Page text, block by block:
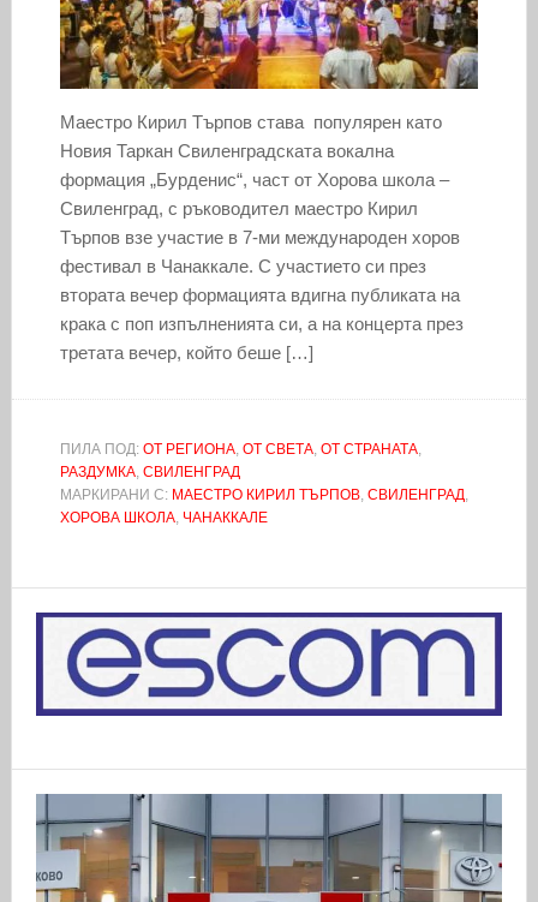
Маестро Кирил Търпов става популярен като
Новия Таркан Свиленградската вокална
формация „Бурденис“, част от Хорова школа –
Свиленград, с ръководител маестро Кирил
Търпов взе участие в 7-ми международен хоров
фестивал в Чанаккале. С участието си през
втората вечер формацията вдигна публиката на
крака с поп изпълненията си, а на концерта през
третата вечер, който беше […]
ПИЛА ПОД: ОТ РЕГИОНА, ОТ СВЕТА, ОТ СТРАНАТА,
РАЗДУМКА, СВИЛЕНГРАД
МАРКИРАНИ С: МАЕСТРО КИРИЛ ТЪРПОВ, СВИЛЕНГРАД,
ХОРОВА ШКОЛА, ЧАНАККАЛЕ